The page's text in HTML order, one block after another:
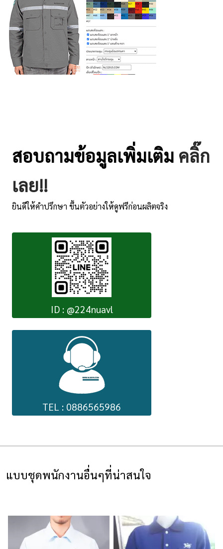
สอบถามข้อมูลเพิ่มเติม คลิ๊ก
เลย!!
ยินดีให้คำปรึกษา ขึ้นตัวอย่างให้ดูฟรีก่อนผลิตจริง
ID : @224nuavl
TEL : 0886565986
แบบชุดพนักงานอื่นๆที่น่าสนใจ